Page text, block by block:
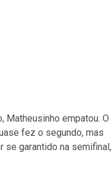
Matheusinho empatou. O
fez o segundo, mas
se garantido na semifinal,